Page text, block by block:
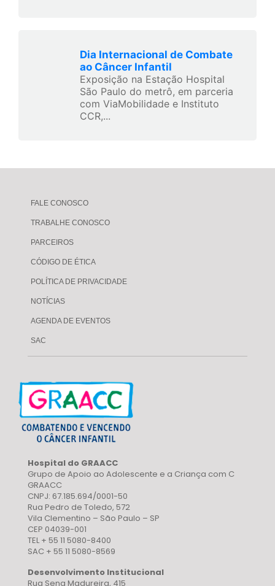
Dia Internacional de Combate
ao Câncer Infantil
Exposição na Estação Hospital
São Paulo do metrô, em parceria
com ViaMobilidade e Instituto
CCR,...
FALE CONOSCO
TRABALHE CONOSCO
PARCEIROS
CÓDIGO DE ÉTICA
POLÍTICA DE PRIVACIDADE
NOTÍCIAS
AGENDA DE EVENTOS
SAC
Hospital do GRAACC
Grupo de Apoio ao Adolescente e a Criança com C
GRAACC
CNPJ: 67.185.694/0001-50
Rua Pedro de Toledo, 572
Vila Clementino – São Paulo – SP
CEP 04039-001
TEL + 55 11 5080-8400
SAC + 55 11 5080-8569
Desenvolvimento Institucional
Rua Sena Madureira, 415